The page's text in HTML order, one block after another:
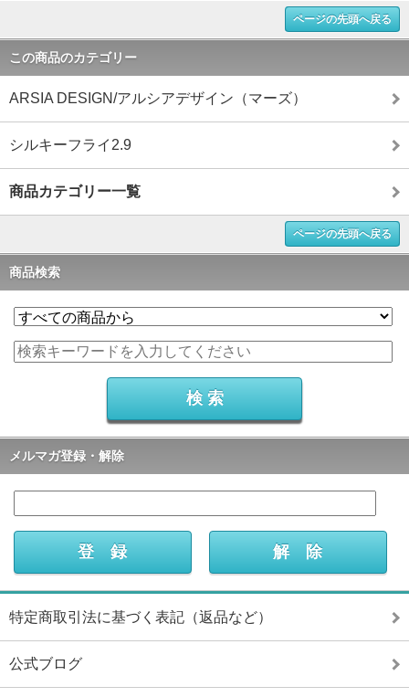
ページの先頭へ戻る
この商品のカテゴリー
ARSIA DESIGN/アルシアデザイン（マーズ）
シルキーフライ2.9
商品カテゴリー一覧
ページの先頭へ戻る
商品検索
メルマガ登録・解除
特定商取引法に基づく表記（返品など）
公式ブログ